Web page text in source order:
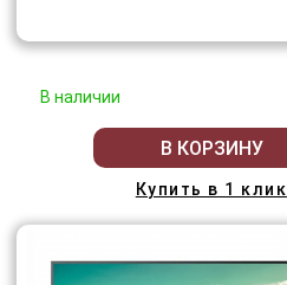
В наличии
В КОРЗИНУ
Купить в 1 клик